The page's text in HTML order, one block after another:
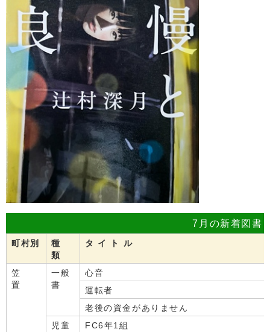
7月の新着図書
町村別
種
類
タ イ ト ル
笠
置
一般
書
心音
運転者
老後の資金がありません
児童
FC6年1組